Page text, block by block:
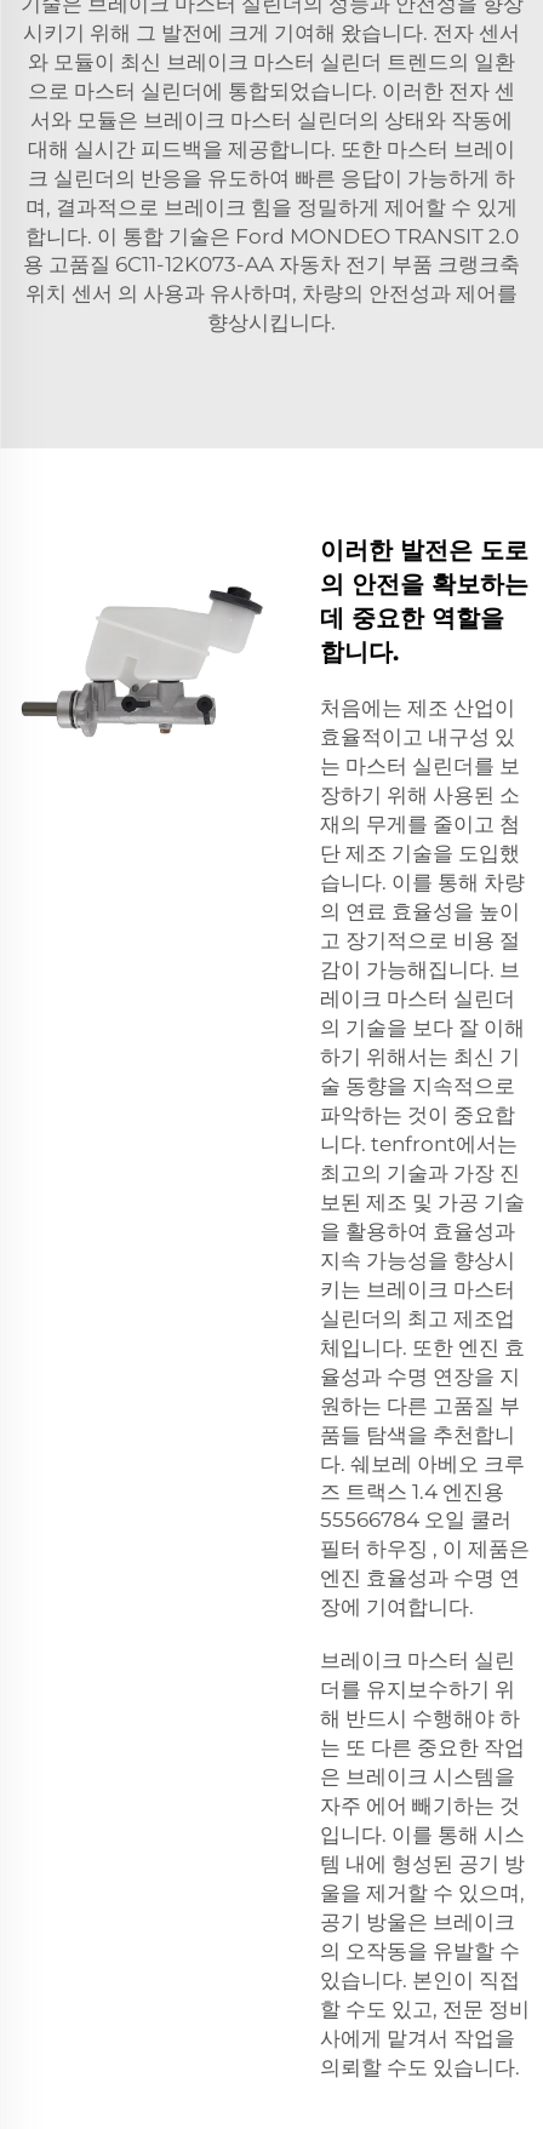
시키기 위해 그 발전에 크게 기여해 왔습니다. 전자 센서
와 모듈이 최신 브레이크 마스터 실린더 트렌드의 일환
으로 마스터 실린더에 통합되었습니다. 이러한 전자 센
서와 모듈은 브레이크 마스터 실린더의 상태와 작동에
대해 실시간 피드백을 제공합니다. 또한 마스터 브레이
크 실린더의 반응을 유도하여 빠른 응답이 가능하게 하
며, 결과적으로 브레이크 힘을 정밀하게 제어할 수 있게
합니다. 이 통합 기술은 Ford MONDEO TRANSIT 2.0
용 고품질 6C11-12K073-AA 자동차 전기 부품 크랭크축
위치 센서 의 사용과 유사하며, 차량의 안전성과 제어를
향상시킵니다.
이러한 발전은 도로
의 안전을 확보하는
데 중요한 역할을
합니다.
처음에는 제조 산업이
효율적이고 내구성 있
는 마스터 실린더를 보
장하기 위해 사용된 소
재의 무게를 줄이고 첨
단 제조 기술을 도입했
습니다. 이를 통해 차량
의 연료 효율성을 높이
고 장기적으로 비용 절
감이 가능해집니다. 브
레이크 마스터 실린더
의 기술을 보다 잘 이해
하기 위해서는 최신 기
술 동향을 지속적으로
파악하는 것이 중요합
니다. tenfront에서는
최고의 기술과 가장 진
보된 제조 및 가공 기술
을 활용하여 효율성과
지속 가능성을 향상시
키는 브레이크 마스터
실린더의 최고 제조업
체입니다. 또한 엔진 효
율성과 수명 연장을 지
원하는 다른 고품질 부
품들 탐색을 추천합니
다. 쉐보레 아베오 크루
즈 트랙스 1.4 엔진용
55566784 오일 쿨러
필터 하우징 , 이 제품은
엔진 효율성과 수명 연
장에 기여합니다.
브레이크 마스터 실린
더를 유지보수하기 위
해 반드시 수행해야 하
는 또 다른 중요한 작업
은 브레이크 시스템을
자주 에어 빼기하는 것
입니다. 이를 통해 시스
템 내에 형성된 공기 방
울을 제거할 수 있으며,
공기 방울은 브레이크
의 오작동을 유발할 수
있습니다. 본인이 직접
할 수도 있고, 전문 정비
사에게 맡겨서 작업을
의뢰할 수도 있습니다.